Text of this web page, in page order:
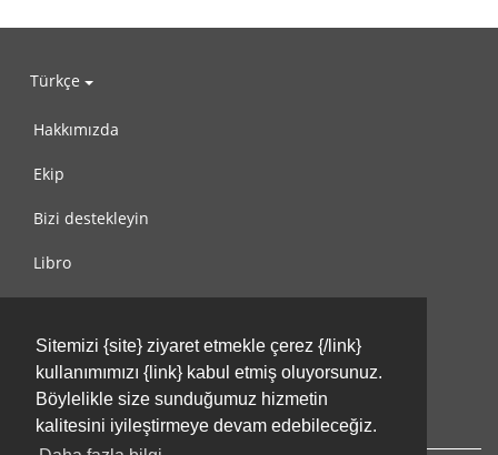
Sitemizi {site} ziyaret etmekle çerez {/link}
kullanımımızı {link} kabul etmiş oluyorsunuz.
Böylelikle size sunduğumuz hizmetin
kalitesini iyileştirmeye devam edebileceğiz.
Türkçe
Hakkımızda
Ekip
Bizi destekleyin
Libro
Kullanım Koşulları
Bize ulaşın